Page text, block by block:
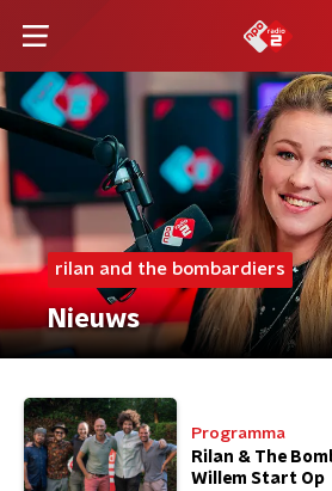
rilan and the bombardiers
Nieuws
Programma
Rilan & The
Willem Start Op